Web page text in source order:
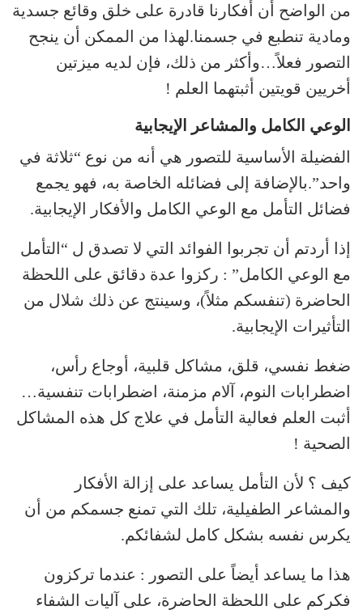
من الواضح أن أفكارنا قادرة على خلق وقائع جسدية
ومادية تنطبع في جسمنا.لهذا من الممكن أن ينجح
التصور فعلاً…وأكثر من ذلك، فإن لديه ميزتين
أخريين قويتين أثبتهما العلم !
الوعي الكامل والمشاعر الإيجابية
الفضيلة الأساسية للتصور هي أنه من نوع “ثلاثة في
واحد”.بالإضافة إلى فضائله الخاصة به، فهو يجمع
فضائل التأمل مع الوعي الكامل والأفكار الإيجابية.
إذا أردتم أن تجربوا الفوائد التي لا تصدق ل “التأمل
مع الوعي الكامل” : ركزوا عدة دقائق على اللحظة
الحاضرة (تنفسكم مثلاً)، وسينتج عن ذلك شلال من
التأثيرات الإيجابية.
ضغط نفسي، قلق، مشاكل قلبية، أوجاع رأس،
اضطرابات النوم، آلام مزمنة، اضطرابات تنفسية…
أثبت العلم فعالية التأمل في علاج كل هذه المشاكل
الصحية !
كيف ؟ لأن التأمل يساعد على إزالة الأفكار
والمشاعر الطفيلية، تلك التي تمنع جسمكم من أن
يكرس نفسه بشكل كامل لشفائكم.
هذا ما يساعد أيضاً على التصور : عندما تركزون
فكركم على اللحظة الحاضرة، على آليات الشفاء